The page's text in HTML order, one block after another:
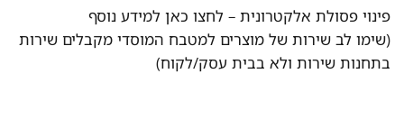
פינוי פסולת אלקטרונית –לחצו כאן למידע נוסף
(שימו לב שירות של מוצרים למטבח המוסדי מקבלים שירות
בתחנות שירות ולא בבית עסק/לקוח)